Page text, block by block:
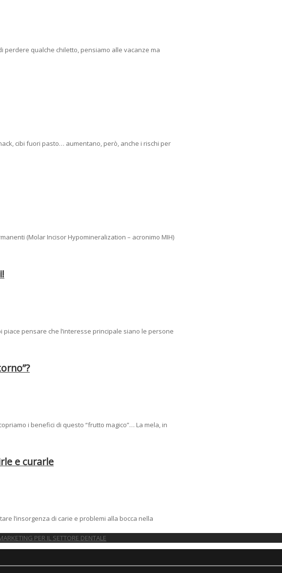
perdere qualche chiletto, pensiamo alle vacanze ma
cibi fuori pasto… aumentano, però, anche i rischi per
(Molar Incisor Hypomineralization – acronimo MIH)
pensare che l’interesse principale siano le persone
i benefici di questo “frutto magico”… La mela, in
e curarle
l’insorgenza di carie e problemi alla bocca nella
PER IL SETTORE DENTALE